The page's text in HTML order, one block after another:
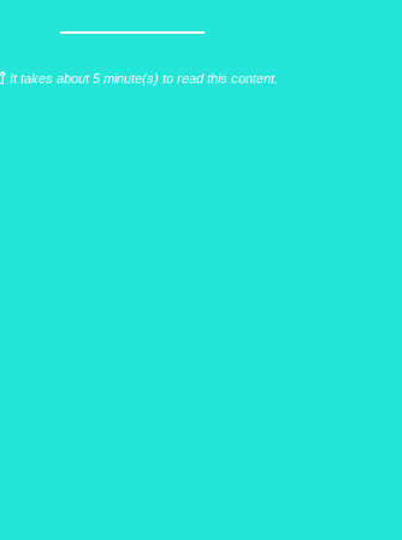
It takes about 5 minute(s) to read this content.